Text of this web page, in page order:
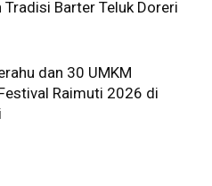
Tradisi Barter Teluk Doreri
dan 30 UMKM
Raimuti 2026 di